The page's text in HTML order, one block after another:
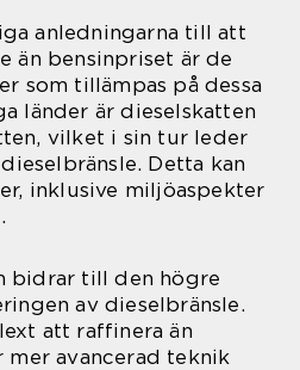
anledningarna till att
än bensinpriset är de
som tillämpas på dessa
länder är dieselskatten
vilket i sin tur leder
Detta kan
inklusive miljöaspekter
bidrar till den högre
av dieselbränsle.
att raffinera än
mer avancerad teknik